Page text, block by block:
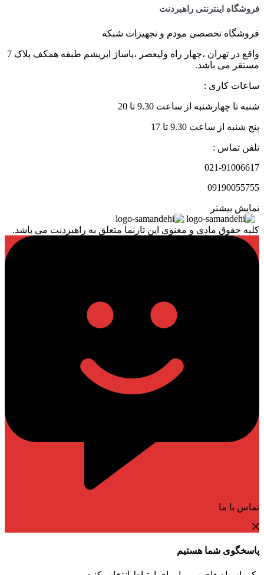
فروشگاه اینترنتی راهبردنت
فروشگاه تخصصی مودم و تجهیزات شبکه
واقع در تهران ،چهار راه ولیعصر ،پاساژ ابریشم طبقه همکف پلاک 7
مستقر می باشد.
ساعات کاری :
شنبه تا چهارشنبه از ساعت 9.30 تا 20
پنج شنبه از ساعت 9.30 تا 17
تلفن تماس :
021-91006617
09190055755
نمایش بیشتر
کلیه حقوق مادی و معنوی این تارنما متعلق به راهبردنت می باشد.
تماس با ما
پاسخگوی شما هستیم